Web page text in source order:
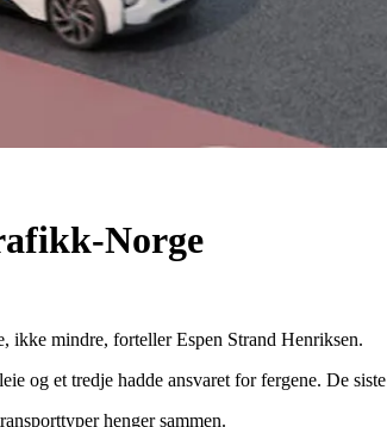
Norge
ikke mindre, forteller Espen Strand Henriksen.
og et tredje hadde ansvaret for fergene. De siste
henger sammen.